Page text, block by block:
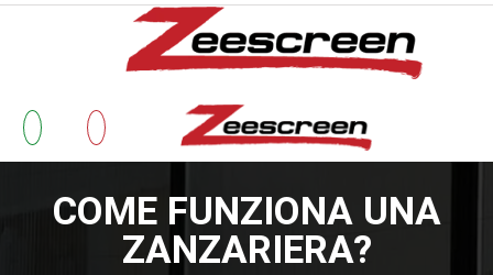
COME FUNZIONA UNA
ZANZARIERA?